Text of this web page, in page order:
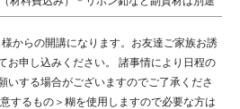
からの開講になります。お友達ご家族お誘
お申し込みください。 諸事情により日程の
いする場合がございますのでご了承くださ
するもの＞糊を使用しますので必要な方は